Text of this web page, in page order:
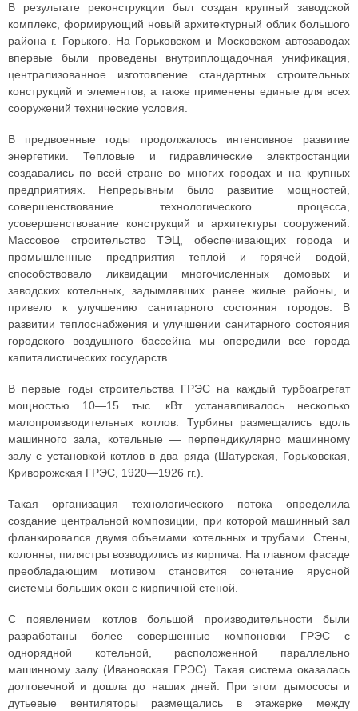
В результате реконструкции был создан крупный заводской
комплекс, формирующий новый архитектурный облик большого
района г. Горького. На Горьковском и Московском автозаводах
впервые были проведены внутриплощадочная унификация,
централизованное изготовление стандартных строительных
конструкций и элементов, а также применены единые для всех
сооружений технические условия.
В предвоенные годы продолжалось интенсивное развитие
энергетики. Тепловые и гидравлические электростанции
создавались по всей стране во многих городах и на крупных
предприятиях. Непрерывным было развитие мощностей,
совершенствование технологического процесса,
усовершенствование конструкций и архитектуры сооружений.
Массовое строительство ТЭЦ, обеспечивающих города и
промышленные предприятия теплой и горячей водой,
способствовало ликвидации многочисленных домовых и
заводских котельных, задымлявших ранее жилые районы, и
привело к улучшению санитарного состояния городов. В
развитии теплоснабжения и улучшении санитарного состояния
городского воздушного бассейна мы опередили все города
капиталистических государств.
В первые годы строительства ГРЭС на каждый турбоагрегат
мощностью 10—15 тыс. кВт устанавливалось несколько
малопроизводительных котлов. Турбины размещались вдоль
машинного зала, котельные — перпендикулярно машинному
залу с установкой котлов в два ряда (Шатурская, Горьковская,
Криворожская ГРЭС, 1920—1926 гг.).
Такая организация технологического потока определила
создание центральной композиции, при которой машинный зал
фланкировался двумя объемами котельных и трубами. Стены,
колонны, пилястры возводились из кирпича. На главном фасаде
преобладающим мотивом становится сочетание ярусной
системы больших окон с кирпичной стеной.
С появлением котлов большой производительности были
разработаны более совершенные компоновки ГРЭС с
однорядной котельной, расположенной параллельно
машинному залу (Ивановская ГРЭС). Такая система оказалась
долговечной и дошла до наших дней. При этом дымососы и
дутьевые вентиляторы размещались в этажерке между